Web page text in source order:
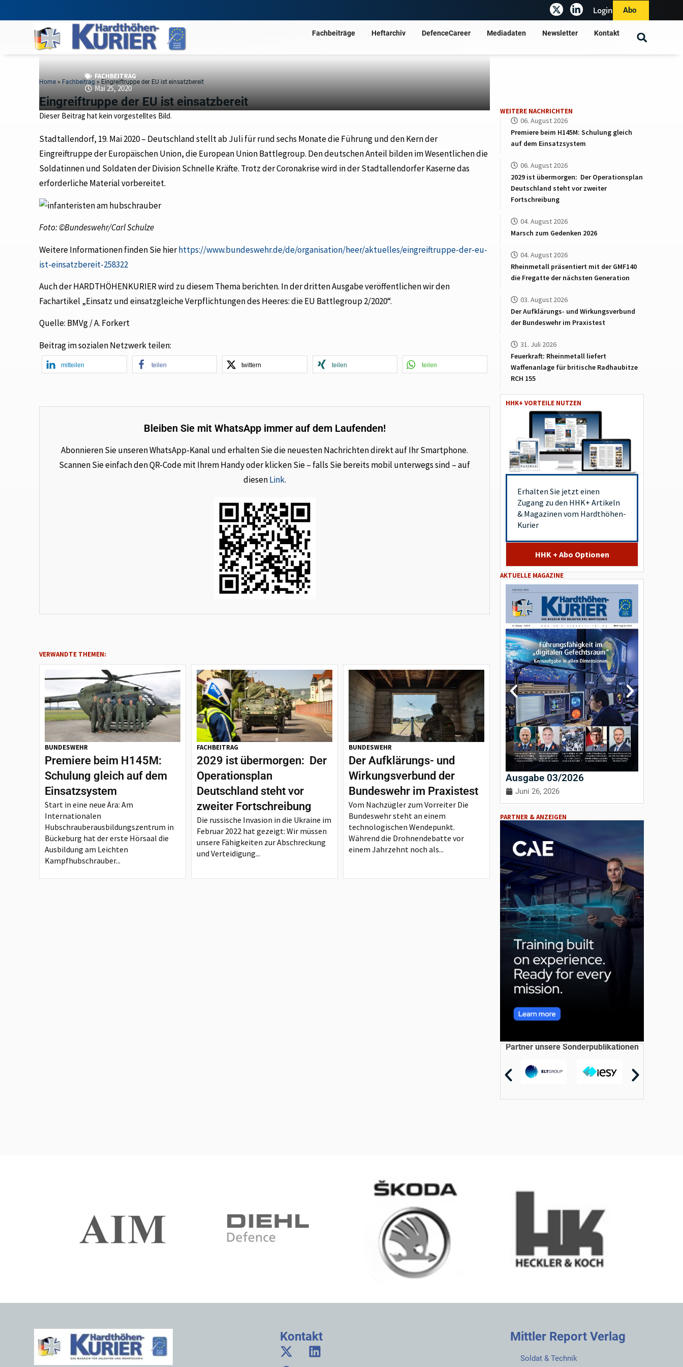
Login Abo
Fachbeiträge Heftarchiv DefenceCareer Mediadaten Newsletter Kontakt
Home » Fachbeitrag » Eingreiftruppe der EU ist einsatzbereit
Eingreiftruppe der EU ist einsatzbereit
FACHBEITRAG
Mai 25, 2020
Dieser Beitrag hat kein vorgestelltes Bild.
Stadtallendorf, 19. Mai 2020 – Deutschland stellt ab Juli für rund sechs Monate die Führung und den Kern der
Eingreiftruppe der Europäischen Union, die European Union Battlegroup. Den deutschen Anteil bilden im Wesentlichen die
Soldatinnen und Soldaten der Division Schnelle Kräfte. Trotz der Coronakrise wird in der Stadtallendorfer Kaserne das
erforderliche Material vorbereitet.
Foto: ©Bundeswehr/Carl Schulze
Weitere Informationen finden Sie hierhttps://www.bundeswehr.de/de/organisation/heer/aktuelles/eingreiftruppe-der-eu-
ist-einsatzbereit-258322
Auch der HARDTHÖHENKURIER wird zu diesem Thema berichten. In der dritten Ausgabe veröffentlichen wir den
Fachartikel „Einsatz und einsatzgleiche Verpflichtungen des Heeres: die EU Battlegroup 2/2020“.
Quelle: BMVg / A. Forkert
Beitrag im sozialen Netzwerk teilen:
mitteilen teilen twittern teilen teilen
Bleiben Sie mit WhatsApp immer auf dem Laufenden!
Abonnieren Sie unseren WhatsApp-Kanal und erhalten Sie die neuesten Nachrichten direkt auf Ihr Smartphone.
Scannen Sie einfach den QR-Code mit Ihrem Handy oder klicken Sie – falls Sie bereits mobil unterwegs sind – auf
diesenLink.
VERWANDTE THEMEN:
BUNDESWEHR
Premiere beim H145M:
Schulung gleich auf dem
Einsatzsystem
Start in eine neue Ära: Am
Internationalen
Hubschrauberausbildungszentrum in
Bückeburg hat der erste Hörsaal die
Ausbildung am Leichten
Kampfhubschrauber...
FACHBEITRAG
2029 ist übermorgen: Der
Operationsplan
Deutschland steht vor
zweiter Fortschreibung
Die russische Invasion in die Ukraine im
Februar 2022 hat gezeigt: Wir müssen
unsere Fähigkeiten zur Abschreckung
und Verteidigung...
BUNDESWEHR
Der Aufklärungs- und
Wirkungsverbund der
Bundeswehr im Praxistest
Vom Nachzügler zum Vorreiter Die
Bundeswehr steht an einem
technologischen Wendepunkt.
Während die Drohnendebatte vor
einem Jahrzehnt noch als...
WEITERE NACHRICHTEN
06. August 2026
Premiere beim H145M: Schulung gleich
auf dem Einsatzsystem
06. August 2026
2029 ist übermorgen: Der Operationsplan
Deutschland steht vor zweiter
Fortschreibung
04. August 2026
Marsch zum Gedenken 2026
04. August 2026
Rheinmetall präsentiert mit der GMF140
die Fregatte der nächsten Generation
03. August 2026
Der Aufklärungs- und Wirkungsverbund
der Bundeswehr im Praxistest
31. Juli 2026
Feuerkraft: Rheinmetall liefert
Waffenanlage für britische Radhaubitze
RCH 155
HHK+ VORTEILE NUTZEN
Erhalten Sie jetzt einen
Zugang zu den HHK+ Artikeln
& Magazinen vom Hardthöhen-
Kurier
HHK + Abo Optionen
AKTUELLE MAGAZINE
Ausgabe 03/2026
Juni 26, 2026
PARTNER & ANZEIGEN
Partner unsere Sonderpublikationen
Kontakt Mittler Report Verlag
Soldat & Technik